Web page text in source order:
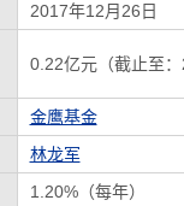
2017年12月26日
0.22亿元（截止至
金鹰基金
林龙军
1.20%（每年）